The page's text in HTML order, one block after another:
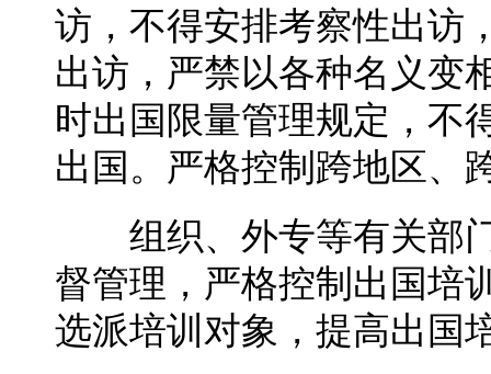
访，不得安排考察性出访
出访，严禁以各种名义变
时出国限量管理规定，不
出国。严格控制跨地区、
组织、外专等有关部门
督管理，严格控制出国培
选派培训对象，提高出国